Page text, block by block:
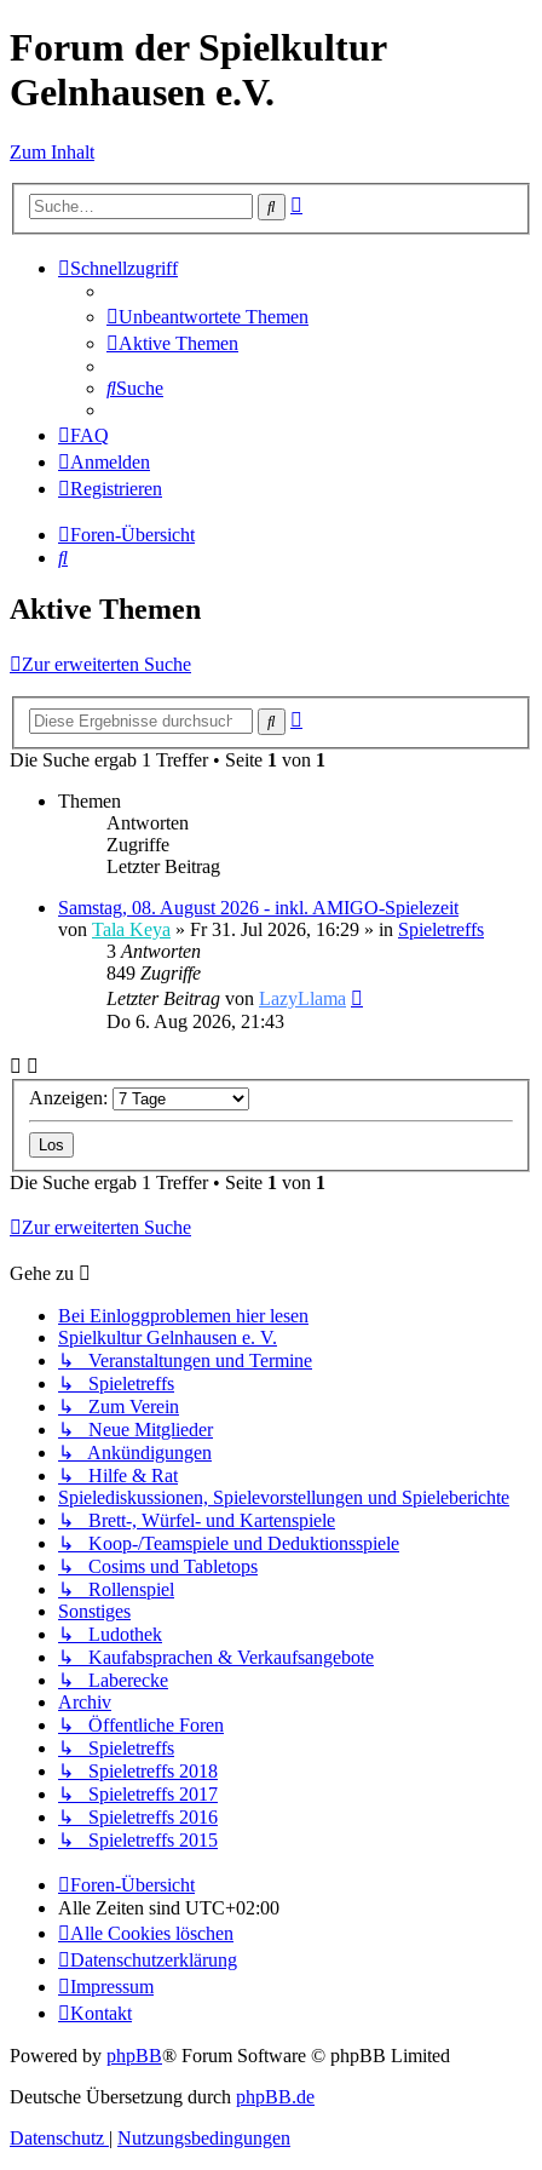
Forum der Spielkultur
Gelnhausen e.V.
Zum Inhalt
Suche
Schnellzugriff
Unbeantwortete Themen
Aktive Themen
Suche
FAQ
Anmelden
Registrieren
Foren-Übersicht
Suche
Aktive Themen
Zur erweiterten Suche
Suche
Die Suche ergab 1 Treffer • Seite 1 von 1
Themen
Antworten
Zugriffe
Letzter Beitrag
Samstag, 08. August 2026 - inkl. AMIGO-Spielezeit
von Tala Keya » Fr 31. Jul 2026, 16:29 » in Spieletreffs
3 Antworten
849 Zugriffe
Letzter Beitrag von LazyLlama
Do 6. Aug 2026, 21:43
Anzeigen:
Die Suche ergab 1 Treffer • Seite 1 von 1
Zur erweiterten Suche
Gehe zu
Bei Einloggproblemen hier lesen
Spielkultur Gelnhausen e. V.
↳ Veranstaltungen und Termine
↳ Spieletreffs
↳ Zum Verein
↳ Neue Mitglieder
↳ Ankündigungen
↳ Hilfe & Rat
Spielediskussionen, Spielevorstellungen und Spieleberichte
↳ Brett-, Würfel- und Kartenspiele
↳ Koop-/Teamspiele und Deduktionsspiele
↳ Cosims und Tabletops
↳ Rollenspiel
Sonstiges
↳ Ludothek
↳ Kaufabsprachen & Verkaufsangebote
↳ Laberecke
Archiv
↳ Öffentliche Foren
↳ Spieletreffs
↳ Spieletreffs 2018
↳ Spieletreffs 2017
↳ Spieletreffs 2016
↳ Spieletreffs 2015
Foren-Übersicht
Alle Zeiten sind UTC+02:00
Alle Cookies löschen
Datenschutzerklärung
Impressum
Kontakt
Powered by phpBB® Forum Software © phpBB Limited
Deutsche Übersetzung durch phpBB.de
Datenschutz
Nutzungsbedingungen